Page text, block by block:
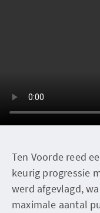
Ten Voorde reed
keurig progressie
werd afgevlagd,
maximale aantal